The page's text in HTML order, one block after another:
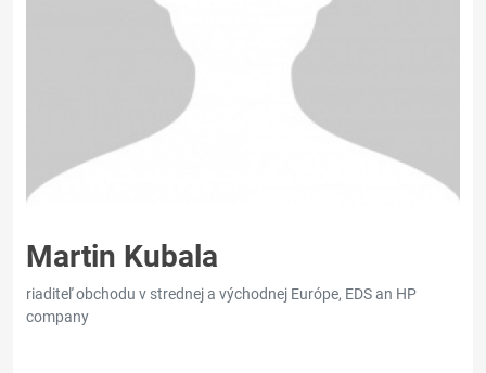
Martin Kubala
riaditeľ obchodu v strednej a východnej Európe, EDS an HP
company